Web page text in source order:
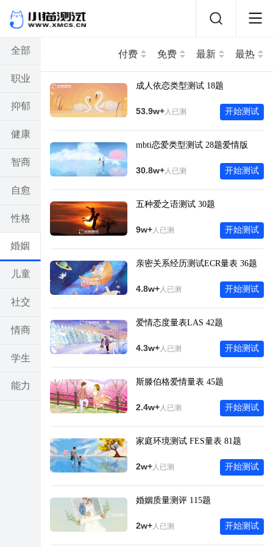
全部
职业
抑郁
健康
智商
自愈
性格
婚姻
儿童
社交
情商
学生
能力
付费 免费 最新 最热
成人依恋类型测试 18题
开始测试
53.9w+人已测
mbti恋爱类型测试 28题爱情版
开始测试
30.8w+人已测
五种爱之语测试 30题
开始测试
9w+人已测
亲密关系经历测试ECR量表 36题
开始测试
4.8w+人已测
爱情态度量表LAS 42题
开始测试
4.3w+人已测
斯滕伯格爱情量表 45题
开始测试
2.4w+人已测
家庭环境测试 FES量表 81题
开始测试
2w+人已测
婚姻质量测评 115题
开始测试
2w+人已测